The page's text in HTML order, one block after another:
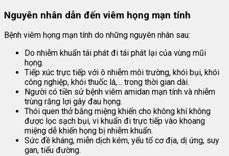
Nguyên nhân dẫn đến viêm họng mạn tính
Bệnh viêm họng mạn tính do những nguyên nhân sau:
Do nhiễm khuẩn tái phát đi tái phát lại của vùng mũi
họng.
Tiếp xúc trực tiếp với ô nhiễm môi trường, khói bụi, khói
công nghiệp, khói thuốc lá,… trong thời gian dài.
Người có tiền sử bệnh viêm amidan mạn tính và nhiễm
trùng răng lợi gây đau họng.
Thói quen thở bằng miệng khiến cho không khí không
được lọc sạch bụi, vi khuẩn đi trực tiếp vào khoang
miệng dễ khiến họng bị nhiễm khuẩn.
Sức đề kháng, miễn dịch kém, yếu tố cơ địa, dị ứng, suy
gan, tiểu đường.